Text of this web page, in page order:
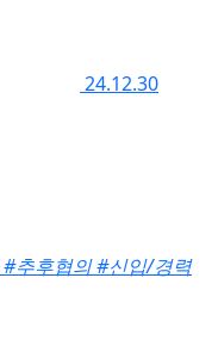
24.12.30
#추후협의#신입/경력